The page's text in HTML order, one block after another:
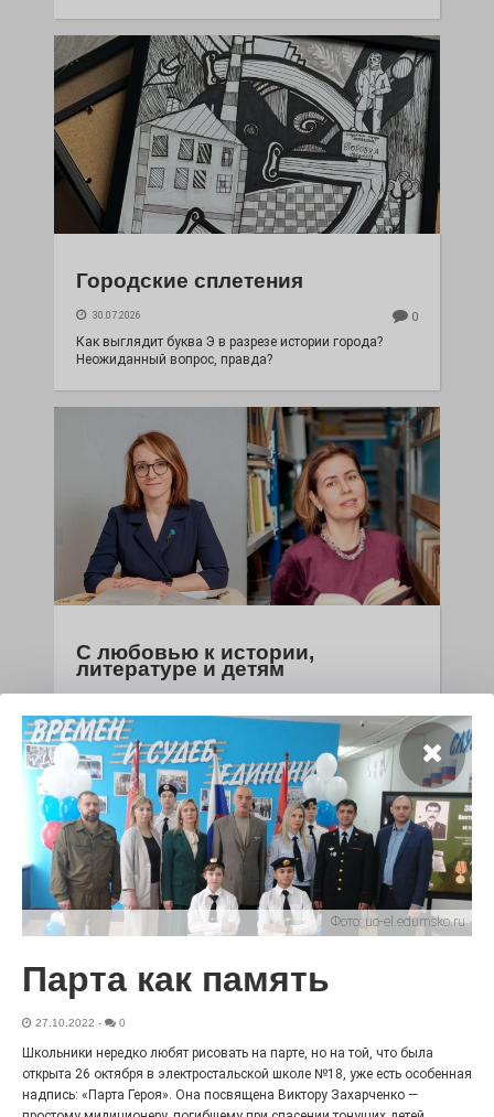
Городские сплетения
30.07.2026 0
Как выглядит буква Э в разрезе истории города?
Неожиданный вопрос, правда?
С любовью к истории,
литературе и детям
Электросталь давно зарекомендовала себя
флагманом образования. В очередной раз этот статус
подтвердили наши педагоги.
Чувство Родины — одно на
всех
0
Фото: uo-el.edumsko.ru
Парта как память
27.10.2022 - 0
Школьники нередко любят рисовать на парте, но на той, что была
открыта 26 октября в электростальской школе №18, уже есть особенная
надпись: «Парта Героя». Она посвящена Виктору Захарченко —